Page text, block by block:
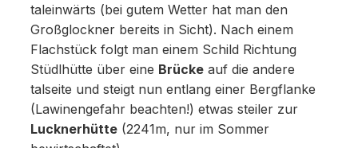
taleinwärts (bei gutem Wetter hat man den
Großglockner bereits in Sicht). Nach einem
Flachstück folgt man einem Schild Richtung
Stüdlhütte über eine Brückeauf die andere
talseite und steigt nun entlang einer Bergflanke
(Lawinengefahr beachten!) etwas steiler zur
Lucknerhütte(2241m, nur im Sommer